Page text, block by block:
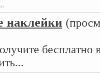
наклейки
бесплатно